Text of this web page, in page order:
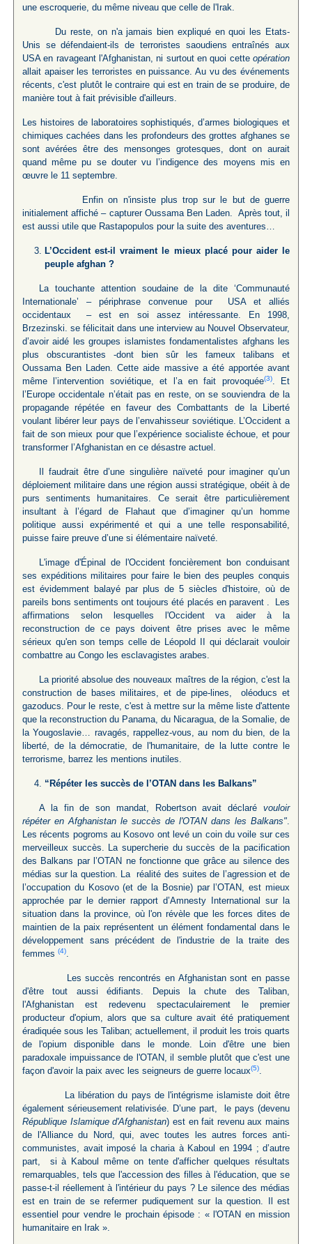
une escroquerie, du même niveau que celle de l'Irak.
Du reste, on n'a jamais bien expliqué en quoi les Etats-
Unis se défendaient-ils de terroristes saoudiens entraînés aux
USA en ravageant l'Afghanistan, ni surtout en quoi cette opération
allait apaiser les terroristes en puissance. Au vu des événements
récents, c'est plutôt le contraire qui est en train de se produire, de
manière tout à fait prévisible d'ailleurs.
Les histoires de laboratoires sophistiqués, d’armes biologiques et
chimiques cachées dans les profondeurs des grottes afghanes se
sont avérées être des mensonges grotesques, dont on aurait
quand même pu se douter vu l’indigence des moyens mis en
œuvre le 11 septembre.
Enfin on n'insiste plus trop sur le but de guerre
initialement affiché – capturer Oussama Ben Laden. Après tout, il
est aussi utile que Rastapopulos pour la suite des aventures…
L’Occident est-il vraiment le mieux placé pour aider le
peuple afghan ?
La touchante attention soudaine de la dite ‘Communauté
Internationale’ – périphrase convenue pour USA et alliés
occidentaux – est en soi assez intéressante. En 1998,
Brzezinski. se félicitait dans une interview au Nouvel Observateur,
d’avoir aidé les groupes islamistes fondamentalistes afghans les
plus obscurantistes -dont bien sûr les fameux talibans et
Oussama Ben Laden. Cette aide massive a été apportée avant
même l’intervention soviétique, et l’a en fait provoquée(3). Et
l’Europe occidentale n’était pas en reste, on se souviendra de la
propagande répétée en faveur des Combattants de la Liberté
voulant libérer leur pays de l’envahisseur soviétique. L’Occident a
fait de son mieux pour que l’expérience socialiste échoue, et pour
transformer l’Afghanistan en ce désastre actuel.
Il faudrait être d’une singulière naïveté pour imaginer qu’un
déploiement militaire dans une région aussi stratégique, obéit à de
purs sentiments humanitaires. Ce serait être particulièrement
insultant à l’égard de Flahaut que d’imaginer qu’un homme
politique aussi expérimenté et qui a une telle responsabilité,
puisse faire preuve d’une si élémentaire naïveté.
L'image d'Épinal de l'Occident foncièrement bon conduisant
ses expéditions militaires pour faire le bien des peuples conquis
est évidemment balayé par plus de 5 siècles d'histoire, où de
pareils bons sentiments ont toujours été placés en paravent . Les
affirmations selon lesquelles l'Occident va aider à la
reconstruction de ce pays doivent être prises avec le même
sérieux qu'en son temps celle de Léopold II qui déclarait vouloir
combattre au Congo les esclavagistes arabes.
La priorité absolue des nouveaux maîtres de la région, c'est la
construction de bases militaires, et de pipe-lines, oléoducs et
gazoducs. Pour le reste, c'est à mettre sur la même liste d'attente
que la reconstruction du Panama, du Nicaragua, de la Somalie, de
la Yougoslavie… ravagés, rappellez-vous, au nom du bien, de la
liberté, de la démocratie, de l'humanitaire, de la lutte contre le
terrorisme, barrez les mentions inutiles.
“Répéter les succès de l’OTAN dans les Balkans”
A la fin de son mandat, Robertson avait déclaré vouloir
répéter en Afghanistan le succès de l'OTAN dans les Balkans".
Les récents pogroms au Kosovo ont levé un coin du voile sur ces
merveilleux succès. La supercherie du succès de la pacification
des Balkans par l’OTAN ne fonctionne que grâce au silence des
médias sur la question. La réalité des suites de l’agression et de
l’occupation du Kosovo (et de la Bosnie) par l’OTAN, est mieux
approchée par le dernier rapport d’Amnesty International sur la
situation dans la province, où l'on révèle que les forces dites de
maintien de la paix représentent un élément fondamental dans le
développement sans précédent de l'industrie de la traite des
femmes (4).
Les succès rencontrés en Afghanistan sont en passe
d'être tout aussi édifiants. Depuis la chute des Taliban,
l'Afghanistan est redevenu spectaculairement le premier
producteur d'opium, alors que sa culture avait été pratiquement
éradiquée sous les Taliban; actuellement, il produit les trois quarts
de l'opium disponible dans le monde. Loin d'être une bien
paradoxale impuissance de l'OTAN, il semble plutôt que c'est une
façon d'avoir la paix avec les seigneurs de guerre locaux(5).
La libération du pays de l'intégrisme islamiste doit être
également sérieusement relativisée. D’une part, le pays (devenu
République Islamique d'Afghanistan) est en fait revenu aux mains
de l'Alliance du Nord, qui, avec toutes les autres forces anti-
communistes, avait imposé la charia à Kaboul en 1994 ; d’autre
part, si à Kaboul même on tente d'afficher quelques résultats
remarquables, tels que l'accession des filles à l'éducation, que se
passe-t-il réellement à l'intérieur du pays ? Le silence des médias
est en train de se refermer pudiquement sur la question. Il est
essentiel pour vendre le prochain épisode : « l'OTAN en mission
humanitaire en Irak ».